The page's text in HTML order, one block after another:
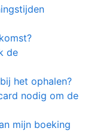
de
het ophalen?
nodig om de
mijn boeking